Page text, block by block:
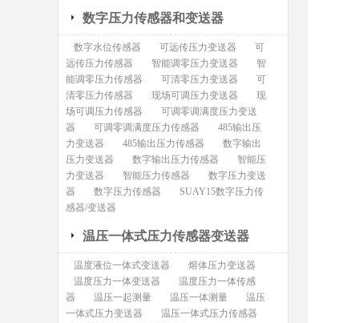
数字压力传感器和变送器
数字水位传感器 可远传压力变送器
可
远传压力传感器
智能调零压力变送器
智
能调零压力传感器
可清零压力变送器
可
清零压力传感器
现场可调压力变送器
现
场可调压力传感器
可调零调满度压力变送
器
可调零调满度压力传感器
485输出压
力变送器
485输出压力传感器
数字输出
压力变送器
数字输出压力传感器
智能压
力变送器
智能压力传感器
数字压力变送
器
数字压力传感器
SUAY15数字压力传
感器/变送器
温压一体式压力传感器变送器
温度液位一体式变送器
熔体压力变送器
温度压力一体变送器
温度压力一体传感
器
温压一起测量 温压一体测量
温压
一体式压力变送器
温压一体式压力传感器